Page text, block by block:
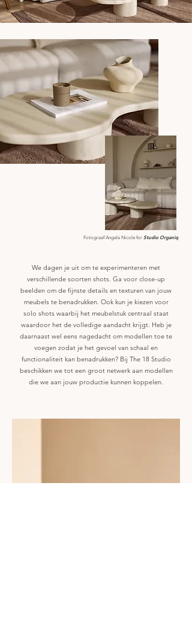
Fotograaf Angela Nicole for Studio Organiq
We dagen je uit om te experimenteren met
verschillende soorten shots. Ga voor close-up
beelden om de fijnste details en texturen van jouw
meubels te benadrukken. Ook kun je kiezen voor
solo shots waarbij het meubelstuk centraal staat
waardoor het de volledige aandacht krijgt. Heb je
daarnaast wel eens nagedacht om modellen toe te
voegen zodat je het gevoel van schaal en
functionaliteit kan benadrukken? Bij The 18 Studio
beschikken we tot een groot netwerk aan modellen
die we aan jouw productie kunnen koppelen.